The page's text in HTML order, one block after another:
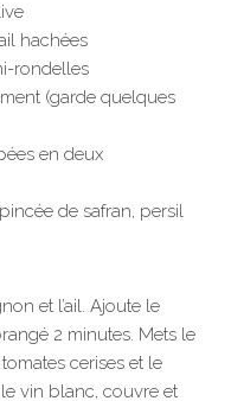
hachées
rondelles
(garde quelques
en deux
de safran, persil
et l’ail. Ajoute le
2 minutes. Mets le
cerises et le
vin blanc, couvre et